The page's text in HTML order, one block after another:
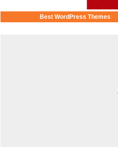
Best WordPress Themes